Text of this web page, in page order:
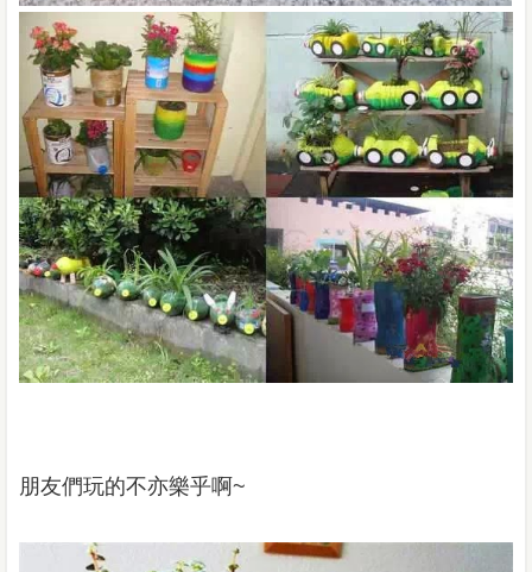
朋友們玩的不亦樂乎啊~